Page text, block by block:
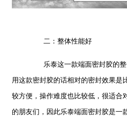
二：整体性能好
乐泰这一款端面密封胶的整
用这款密封胶的话相对的密封效果是
较方便，操作难度也比较低，很适合
的朋友们，因此乐泰端面密封胶是一